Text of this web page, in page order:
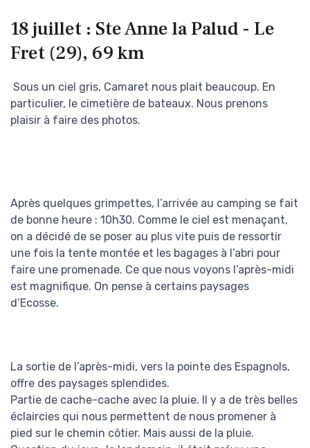
18 juillet : Ste Anne la Palud - Le
Fret (29), 69 km
Sous un ciel gris, Camaret nous plait beaucoup. En
particulier, le cimetière de bateaux. Nous prenons
plaisir à faire des photos.
Après quelques grimpettes, l’arrivée au camping se fait
de bonne heure : 10h30. Comme le ciel est menaçant,
on a décidé de se poser au plus vite puis de ressortir
une fois la tente montée et les bagages à l’abri pour
faire une promenade. Ce que nous voyons l’après-midi
est magnifique. On pense à certains paysages
d’Ecosse.
La sortie de l’après-midi, vers la pointe des Espagnols,
offre des paysages splendides.
Partie de cache-cache avec la pluie. Il y a de très belles
éclaircies qui nous permettent de nous promener à
pied sur le chemin côtier. Mais aussi de la pluie.